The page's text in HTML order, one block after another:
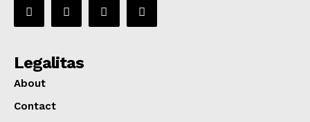
Legalitas
About
Contact